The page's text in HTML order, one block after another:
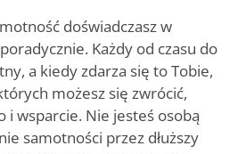
doświadczasz w
Każdy od czasu do
a kiedy zdarza się to Tobie,
możesz się zwrócić,
i wsparcie. Nie jesteś osobą
samotności przez dłuższy